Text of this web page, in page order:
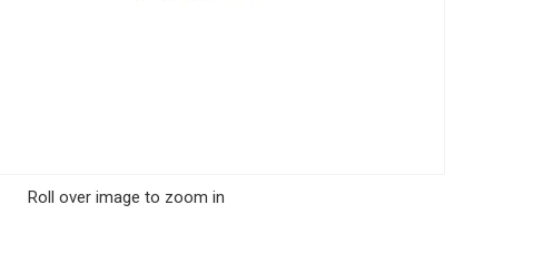
Roll over image to zoom in